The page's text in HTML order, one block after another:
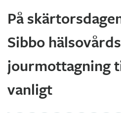
På
Sibbo hälsovårds
jourmottagning
vanligt